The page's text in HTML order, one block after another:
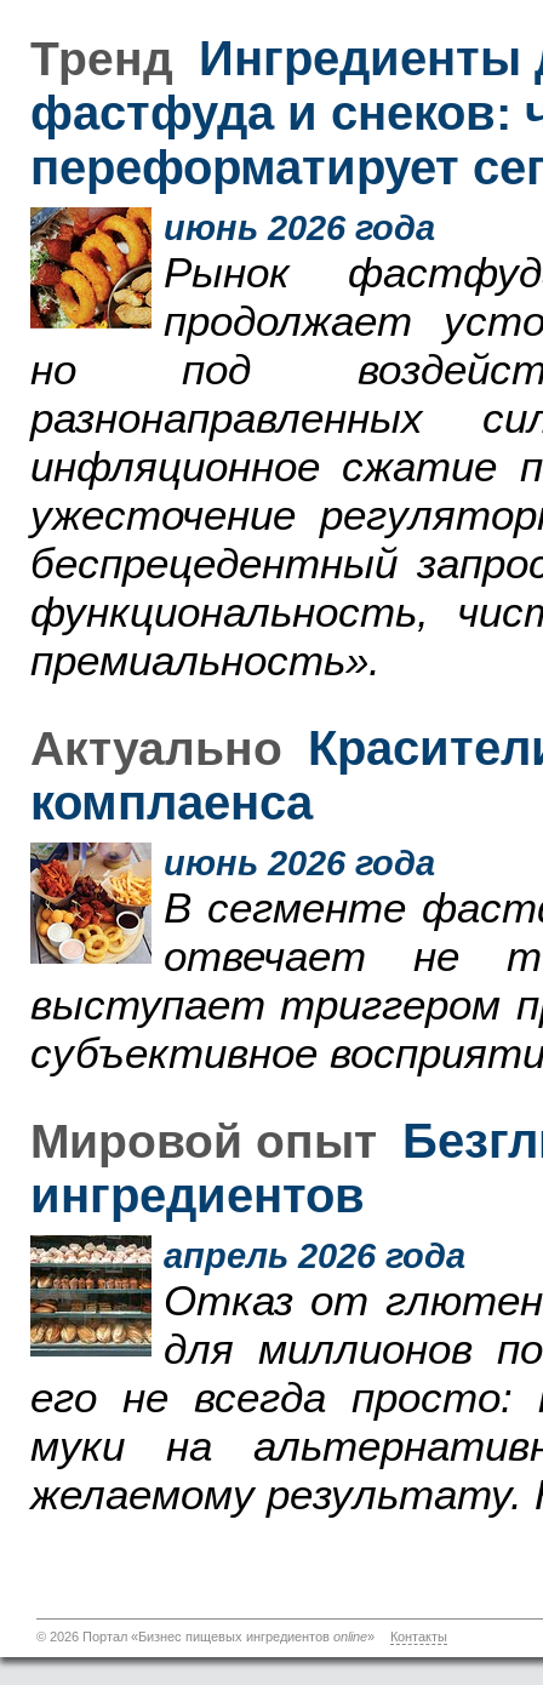
Тренд Ингредиенты
фастфуда и снеков:
переформатирует
июнь 2026 года
Рынок
продолжает
но под
инфляционное сжатие
ужесточение
беспрецедентный
функциональность,
премиальность».
Актуально
комплаенса
июнь 2026 года
В сегменте
отвечает не
выступает триггером
субъективное
Мировой опыт
ингредиентов
апрель 2026 года
Отказ от
для миллионов
его не всегда просто:
муки на
желаемому результату.
© 2026 Портал «Бизнес пищевых ингредиентов online» Контакты